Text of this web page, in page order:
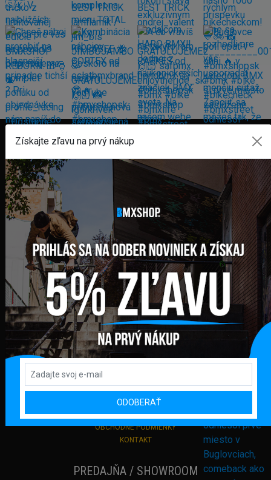
FAKTURAČNÁ ADRESA
GLOBAL DIAMONDS s. r. o.
Námestie sv. Martina 708/30
082 71 Lipany
+421 948 374 905
info@bmxshop.sk
Podporujeme online platby
DÔLEŽITÉ ODKAZY
PRIHLÁSENIE
DODANIE TOVARU A PLATBA
VRÁTENIE TOVARU A REKLAMÁCIA
OCHRANA OSOBNÝCH ÚDAJOV
OBCHODNÉ PODMIENKY
KONTAKT
PREDAJŇA / SHOWROOM
Získajte zľavu na prvý nákup
ODOBERAŤ